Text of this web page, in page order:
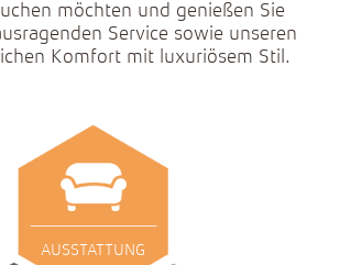
möchten und genießen Sie
Service sowie unseren
Komfort mit luxuriösem Stil.
AUSSTATTUNG